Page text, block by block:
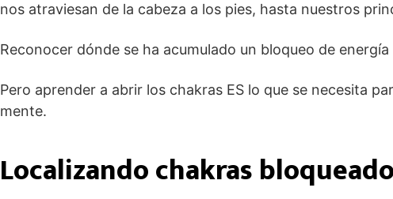
nos atraviesan de la cabeza a los pies, hasta nuestros
Reconocer dónde se ha acumulado un bloqueo de
Pero aprender a abrir los chakras ES lo que se necesita
mente.
Localizando chakras